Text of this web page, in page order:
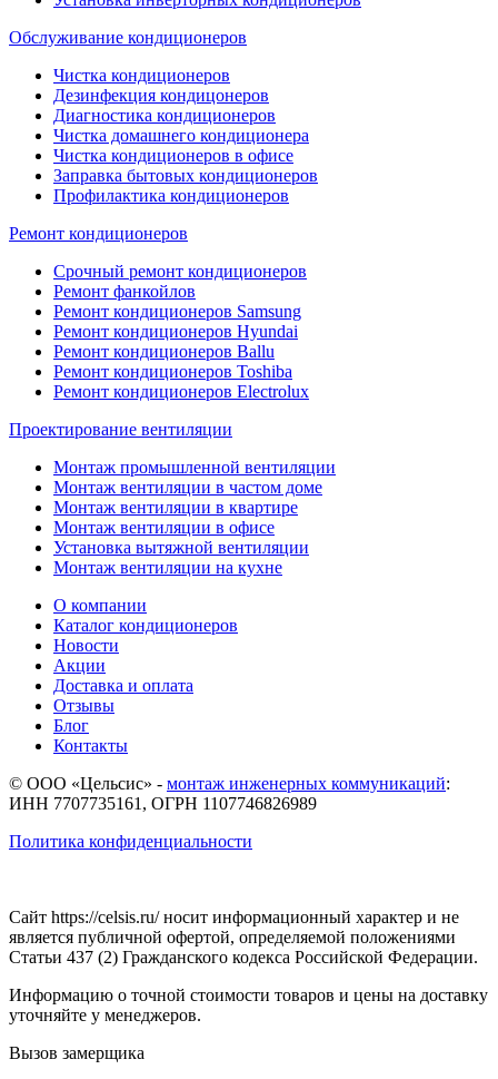
Обслуживание кондиционеров
Чистка кондиционеров
Дезинфекция кондицонеров
Диагностика кондиционеров
Чистка домашнего кондиционера
Чистка кондиционеров в офисе
Заправка бытовых кондиционеров
Профилактика кондиционеров
Ремонт кондиционеров
Срочный ремонт кондиционеров
Ремонт фанкойлов
Ремонт кондиционеров Samsung
Ремонт кондиционеров Hyundai
Ремонт кондиционеров Ballu
Ремонт кондиционеров Toshibа
Ремонт кондиционеров Electrolux
Проектирование вентиляции
Монтаж промышленной вентиляции
Монтаж вентиляции в частом доме
Монтаж вентиляции в квартире
Монтаж вентиляции в офисе
Установка вытяжной вентиляции
Монтаж вентиляции на кухне
О компании
Каталог кондиционеров
Новости
Акции
Доставка и оплата
Отзывы
Блог
Контакты
© ООО «Цельсис» - монтаж инженерных коммуникаций:
ИНН 7707735161, ОГРН 1107746826989
Политика конфиденциальности
Сайт https://celsis.ru/ носит информационный характер и не
является публичной офертой, определяемой положениями
Статьи 437 (2) Гражданского кодекса Российской Федерации.
Информацию о точной стоимости товаров и цены на доставку
уточняйте у менеджеров.
Вызов замерщика